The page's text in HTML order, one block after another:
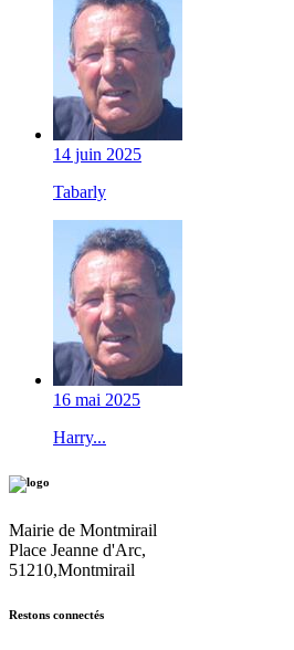
14 juin 2025
Tabarly
16 mai 2025
Harry...
Mairie de Montmirail
Place Jeanne d'Arc,
51210,Montmirail
Restons connectés